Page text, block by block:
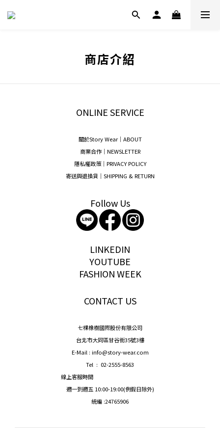
商店介紹
ONLINE SERVICE
關於Story Wear｜ABOUT
商業合作｜NEWSLETTER
隱私權政策｜PRIVACY POLICY
寄送與退換貨｜SHIPPING & RETURN
Follow Us
LINKEDIN
YOUTUBE
FASHION WEEK
CONTACT US
七棵橡樹國際股份有限公司
台北市大同區甘谷街35號3樓
E-Mail : info@story-wear.com
Tel : 02-2555-8563
線上客服時間
週一到週五 10:00-19:00(例假日除外)
統編 :24765906